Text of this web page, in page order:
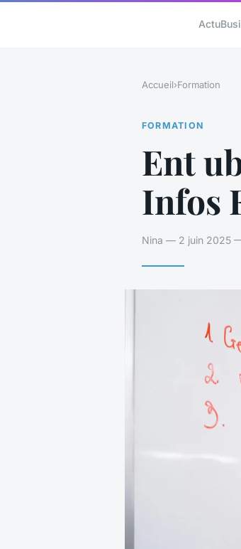
Actu
Accueil›Formation
FORMATION
Ent
Infos
Nina — 2 juin 2025